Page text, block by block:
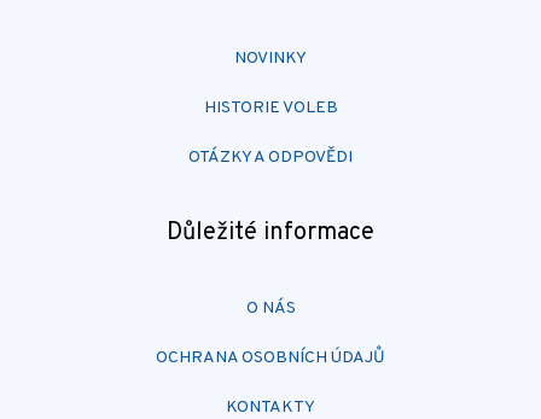
NOVINKY
HISTORIE VOLEB
OTÁZKY A ODPOVĚDI
Důležité informace
O NÁS
OCHRANA OSOBNÍCH ÚDAJŮ
KONTAKTY